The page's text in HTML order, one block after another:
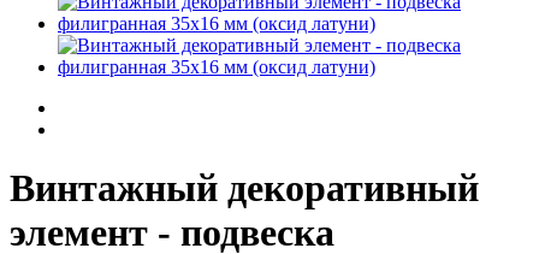
Винтажный декоративный
элемент - подвеска